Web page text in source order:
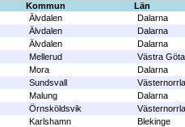
Kommun Län
Älvdalen Dalarna
Älvdalen Dalarna
Älvdalen Dalarna
Mellerud Västra
Mora Dalarna
Sundsvall
Malung Dalarna
Örnsköldsvik
Karlshamn Blekinge